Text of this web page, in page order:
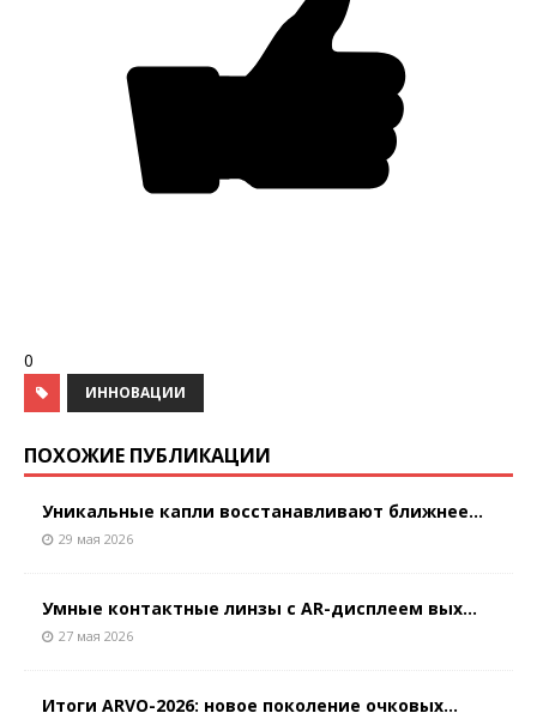
0
ИННОВАЦИИ
ПОХОЖИЕ ПУБЛИКАЦИИ
Уникальные капли восстанавливают ближнее...
29 мая 2026
Умные контактные линзы с AR-дисплеем вых...
27 мая 2026
Итоги ARVO-2026: новое поколение очковых...